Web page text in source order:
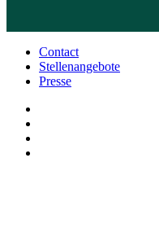
Contact
Stellenangebote
Presse